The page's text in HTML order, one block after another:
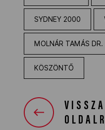
SYDNEY 2000
MOLNÁR TAMÁS DR.
KÖSZÖNTŐ